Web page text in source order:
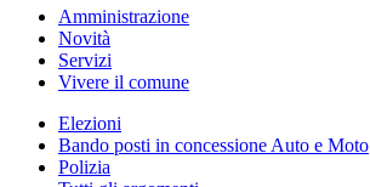
Amministrazione
Novità
Servizi
Vivere il comune
Elezioni
Bando posti in concessione Auto e Moto
Polizia